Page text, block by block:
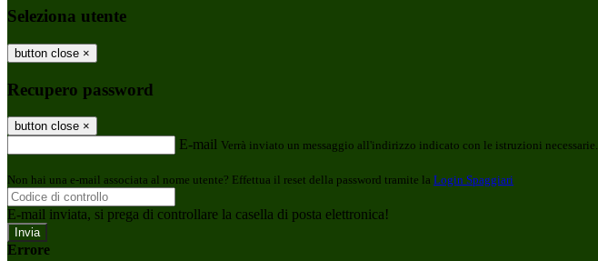
Seleziona utente
button close ×
Recupero password
button close ×
E-mail Verrà inviato un messaggio all'indirizzo indicato con le istruzioni necessarie.
Non hai una e-mail associata al nome utente? Effettua il reset della password tramite la Login Spaggiari
E-mail inviata, si prega di controllare la casella di posta elettronica!
Errore